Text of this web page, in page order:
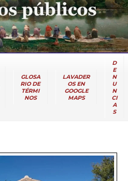
GLOSA
RIO DE
TÉRMI
NOS
LAVADER
OS EN
GOOGLE
MAPS
D
E
N
U
N
CI
A
S